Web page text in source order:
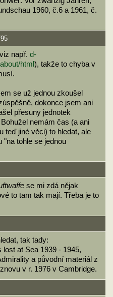
1960, č.6 a 1961, č.
např. d-
html ), takže to chyba v
se už jednou zkoušel
dokonce jsem ani
přesuny jednotek
nemám čas (a ani
teď jiné věci) to hledat, ale
"na tohle se jednou
se mi zdá nějak
to tam tak mají. Třeba je to
tak tady:
lost at Sea 1939 - 1945,
a původní materiál z
v r. 1976 v Cambridge.